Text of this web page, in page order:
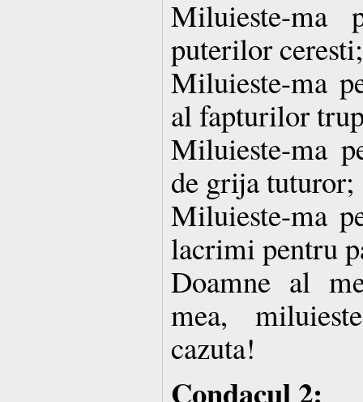
Miluieste-ma
puterilor ceresti;
Miluieste-ma
al fapturilor
Miluieste-ma
de grija tuturor;
Miluieste-ma
lacrimi pentru
Doamne al
mea,
cazuta!
Condacul 2: